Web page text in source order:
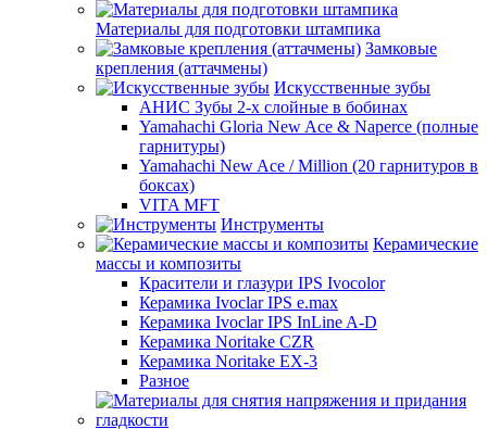
Материалы для подготовки штампика
Замковые
крепления (аттачмены)
Искусственные зубы
АНИС Зубы 2-х слойные в бобинах
Yamahachi Gloria New Ace & Naperce (полные
гарнитуры)
Yamahachi New Ace / Million (20 гарнитуров в
боксах)
VITA MFT
Инструменты
Керамические
массы и композиты
Красители и глазури IPS Ivocolor
Керамика Ivoclar IPS e.max
Керамика Ivoclar IPS InLine A-D
Керамика Noritake CZR
Керамика Noritake EX-3
Разное